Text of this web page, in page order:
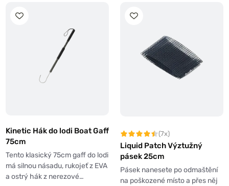
Kinetic Hák do lodi Boat Gaff
75cm
Tento klasický 75cm gaff do lodi
má silnou násadu, rukojeť z EVA
a ostrý hák z nerezové…
(7x)
Liquid Patch Výztužný
pásek 25cm
Pásek nanesete po odmaštění
na poškozené místo a přes něj